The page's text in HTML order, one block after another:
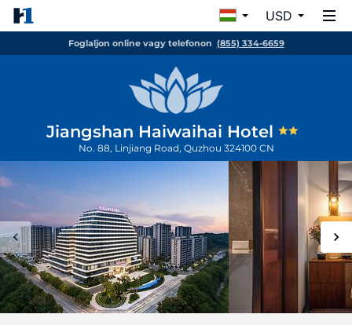
USD
Foglaljon online vagy telefonon (855) 334-6659
Jiangshan Haiwaihai Hotel
No. 88, Linjiang Road, Quzhou 324100 CN